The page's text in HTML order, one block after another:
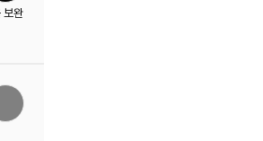
보완